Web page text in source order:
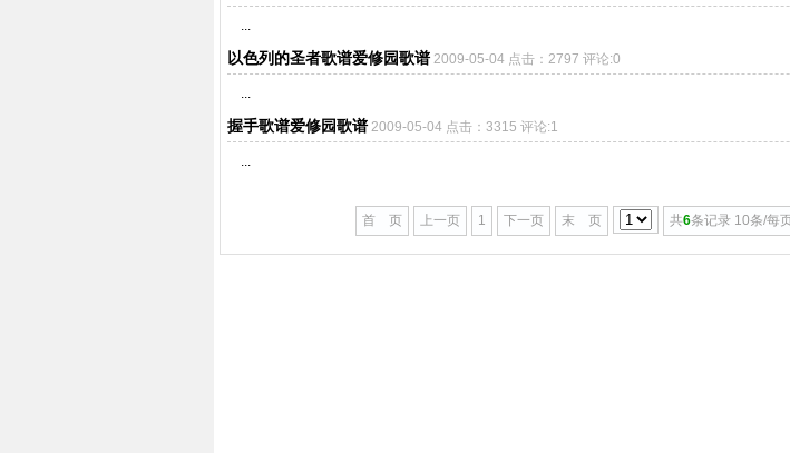
...
以色列的圣者歌谱爱修园歌谱 2009-05-04 点击：2797 评论:0
...
握手歌谱爱修园歌谱 2009-05-04 点击：3315 评论:1
...
首 页 上一页 1 下一页 末 页 共6条记录 10条/每